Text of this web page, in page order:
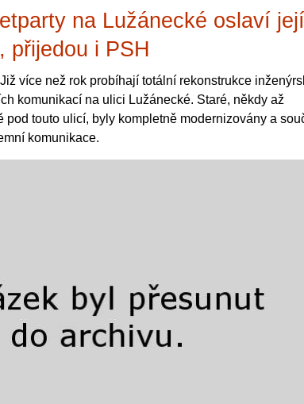
na Lužánecké oslaví její
přijedou i PSH
více než rok probíhají totální rekonstrukce
komunikací na ulici Lužánecké. Staré, někdy až
pod touto ulicí, byly kompletně modernizovány a
komunikace.
Průvodcekasinovými hrami v Brně:
rulety po video automaty
Brno je městem známým pro zajímavé
restaurace, divadla a univerzity. Mimo jiné je
místem, kde si můžete legálně a bezpečně
různé kasinové hry. V neustále kvetoucí
metropoli naleznete širokou nabídku her od